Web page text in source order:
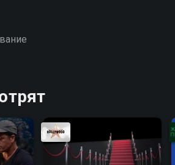
1 сезон сериала Зенит вы
бесплатно в хорошем HD